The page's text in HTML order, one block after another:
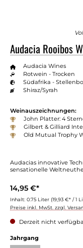
Audacia Rooibos
Audacia Wines
Rotwein - Trocken
Südafrika -
Shiraz/Syrah
Weinauszeichnungen:
John Platter: 4
Gilbert & Gilliard
Old Mutual Trophy
Audacias innovative
sensationelle
14,95 €*
Inhalt: 0.75 Liter (19,93 €* / 1
Preise inkl. MwSt. zzgl.
Derzeit nicht
Jahrgang